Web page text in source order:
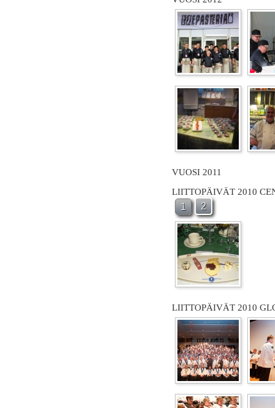
VUOSI 2011
LIITTOPÄIVÄT 2010
1 2
LIITTOPÄIVÄT 2010